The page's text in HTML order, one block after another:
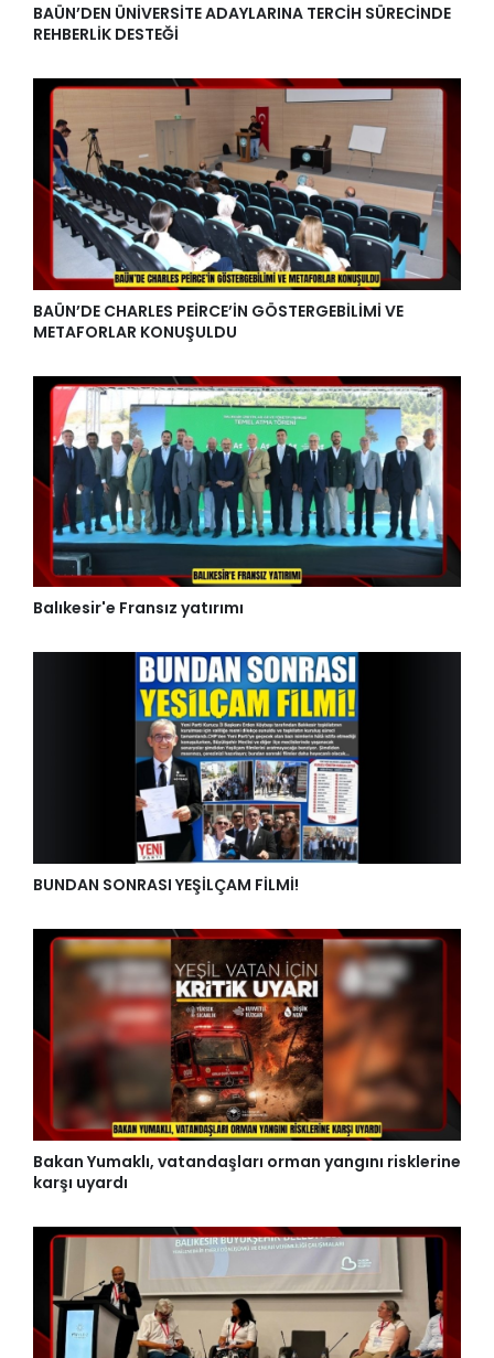
BAÜN’DEN ÜNİVERSİTE ADAYLARINA TERCİH SÜRECİNDE
REHBERLİK DESTEĞİ
BAÜN’DE CHARLES PEİRCE’İN GÖSTERGEBİLİMİ VE
METAFORLAR KONUŞULDU
Balıkesir'e Fransız yatırımı
BUNDAN SONRASI YEŞİLÇAM FİLMİ!
Bakan Yumaklı, vatandaşları orman yangını risklerine
karşı uyardı